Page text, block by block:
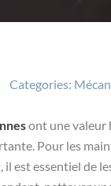
Categories:
ont une valeur
Pour les
est essentiel de